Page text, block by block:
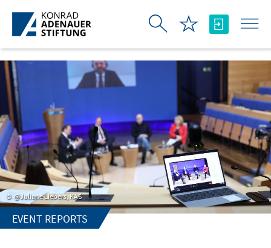
Skip to Main Content
@Juliane Liebers, KAS
EVENT REPORTS